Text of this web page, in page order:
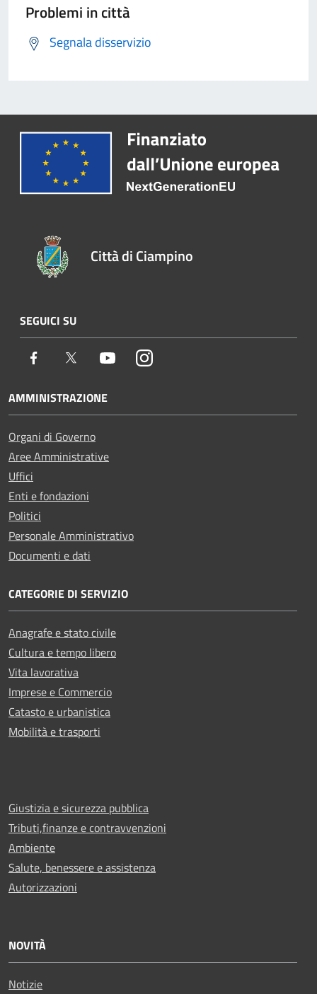
Problemi in città
Segnala disservizio
Città di Ciampino
SEGUICI SU
Facebook Twitter YoutubeInstagram
AMMINISTRAZIONE
Organi di Governo
Aree Amministrative
Uffici
Enti e fondazioni
Politici
Personale Amministrativo
Documenti e dati
CATEGORIE DI SERVIZIO
Anagrafe e stato civile
Cultura e tempo libero
Vita lavorativa
Imprese e Commercio
Catasto e urbanistica
Mobilità e trasporti
Giustizia e sicurezza pubblica
Tributi,finanze e contravvenzioni
Ambiente
Salute, benessere e assistenza
Autorizzazioni
NOVITÀ
Notizie